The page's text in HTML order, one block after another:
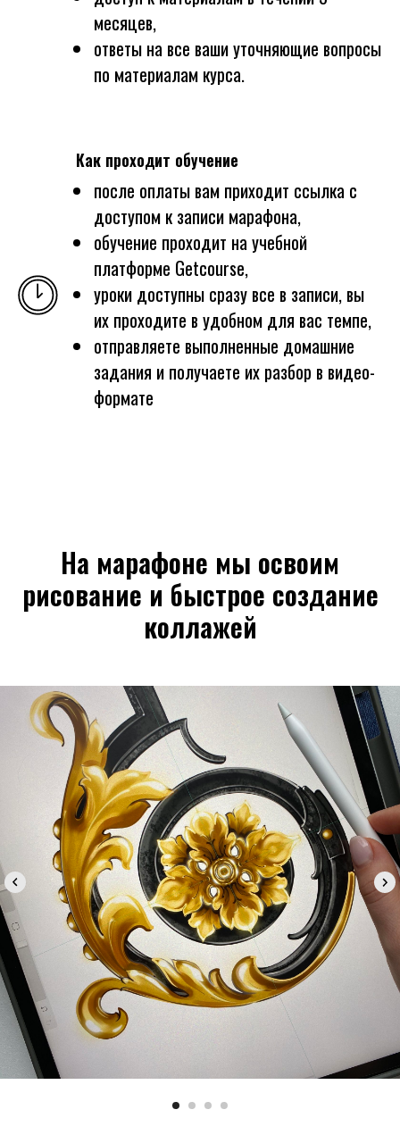
месяцев,
ответы на все ваши уточняющие вопросы
по материалам курса.
Как проходит обучение
после оплаты вам приходит ссылка с
доступом к записи марафона,
обучение проходит на учебной
платформе Getcourse,
уроки доступны сразу все в записи, вы
их проходите в удобном для вас темпе,
отправляете выполненные домашние
задания и получаете их разбор в видео-
формате
На марафоне мы освоим
рисование и быстрое создание
коллажей